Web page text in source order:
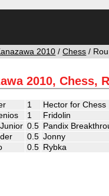
2010 /Chess /
2010, Chess,
1
Hector for Chess
1
Fridolin
0.5 Pandix
0.5 Jonny
0.5 Rybka